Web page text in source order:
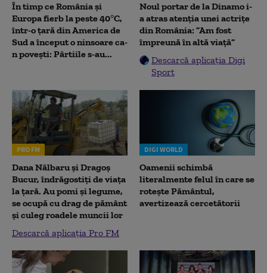
În timp ce România și
Europa fierb la peste 40°C,
într-o țară din America de
Sud a început o ninsoare ca-
n povești: Pârtiile s-au...
Noul portar de la Dinamo i-
a atras atenția unei actrițe
din România: ”Am fost
împreună în altă viață”
Descarcă aplicația Digi
Sport
PRO FM
Dana Nălbaru și Dragoș
Bucur, îndrăgostiți de viața
la țară. Au pomi și legume,
se ocupă cu drag de pământ
și culeg roadele muncii lor
Descarcă aplicația Pro FM
DIGI WORLD
Oamenii schimbă
literalmente felul în care se
rotește Pământul,
avertizează cercetătorii